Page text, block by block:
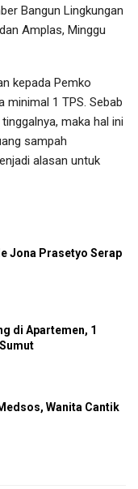
Bangun Lingkungan
Amplas, Minggu
kepada Pemko
minimal 1 TPS. Sebab
maka hal ini
sampah
alasan untuk
Jona Prasetyo Serap
di Apartemen, 1
Wanita Cantik